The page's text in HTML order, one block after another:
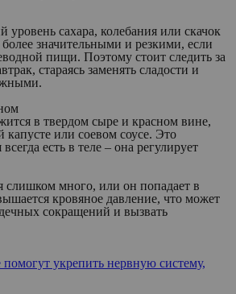
уровень сахара, колебания или скачок
значительными и резкими, если
пищи. Поэтому стоит следить за
стараясь заменять сладости и
в твердом сыре и красном вине,
капусте или соевом соусе. Это
есть в теле – она регулирует
слишком много, или он попадает в
кровяное давление, что может
сокращений и вызвать
укрепить нервную систему,